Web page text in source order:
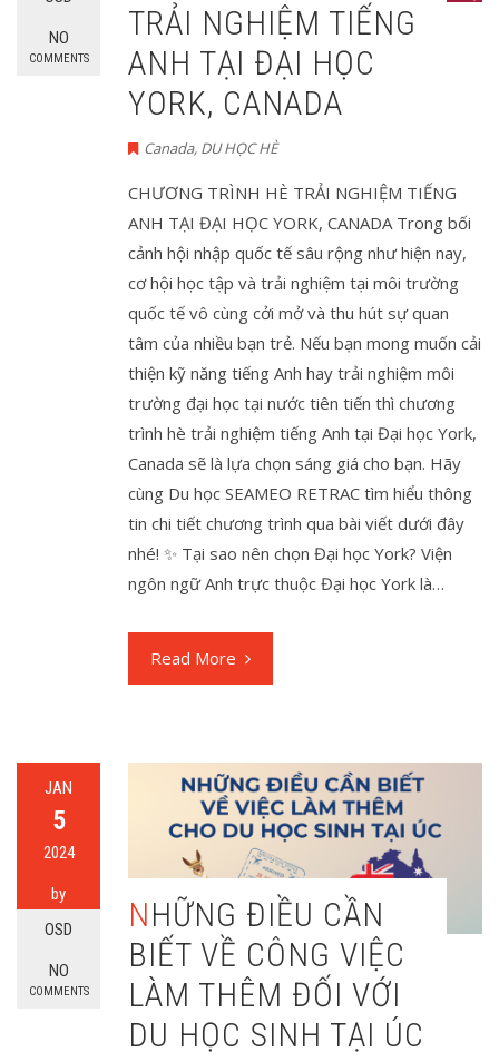
NO
COMMENTS
TRẢI NGHIỆM TIẾNG
ANH TẠI ĐẠI HỌC
YORK, CANADA
Canada, DU HỌC HÈ
CHƯƠNG TRÌNH HÈ TRẢI NGHIỆM TIẾNG
ANH TẠI ĐẠI HỌC YORK, CANADA Trong bối
cảnh hội nhập quốc tế sâu rộng như hiện nay,
cơ hội học tập và trải nghiệm tại môi trường
quốc tế vô cùng cởi mở và thu hút sự quan
tâm của nhiều bạn trẻ. Nếu bạn mong muốn cải
thiện kỹ năng tiếng Anh hay trải nghiệm môi
trường đại học tại nước tiên tiến thì chương
trình hè trải nghiệm tiếng Anh tại Đại học York,
Canada sẽ là lựa chọn sáng giá cho bạn. Hãy
cùng Du học SEAMEO RETRAC tìm hiểu thông
tin chi tiết chương trình qua bài viết dưới đây
nhé! ✨ Tại sao nên chọn Đại học York? Viện
ngôn ngữ Anh trực thuộc Đại học York là…
Read More
JAN
5
2024
by
OSD
NO
COMMENTS
NHỮNG ĐIỀU CẦN
BIẾT VỀ CÔNG VIỆC
LÀM THÊM ĐỐI VỚI
DU HỌC SINH TẠI ÚC